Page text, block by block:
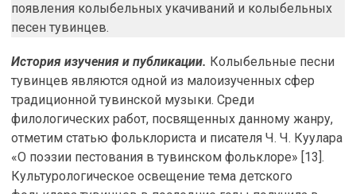
появления колыбельных укачиваний и колыбельных
песен тувинцев.
История изучения и публикации. Колыбельные песни
тувинцев являются одной из малоизученных сфер
традиционной тувинской музыки. Среди
филологических работ, посвященных данному жанру,
отметим статью фольклориста и писателя Ч. Ч. Куулара
«О поэзии пестования в тувинском фольклоре» [13].
Культурологическое освещение тема детского